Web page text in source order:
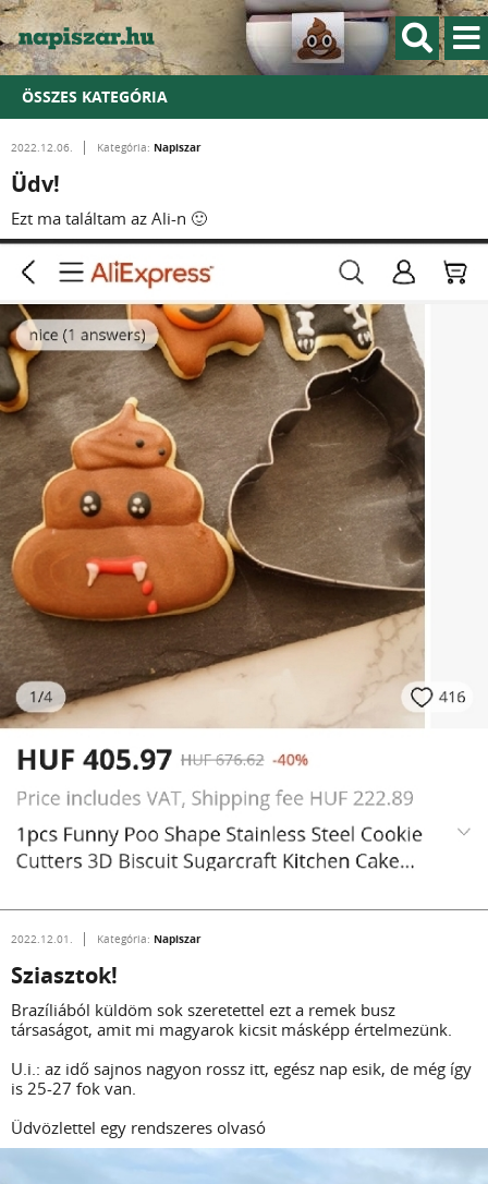
ÖSSZES KATEGÓRIA
2022.12.06. Kategória: Napiszar
Üdv!
Ezt ma találtam az Ali-n 🙂
2022.12.01. Kategória: Napiszar
Sziasztok!
Brazíliából küldöm sok szeretettel ezt a remek busz
társaságot, amit mi magyarok kicsit másképp értelmezünk.
U.i.: az idő sajnos nagyon rossz itt, egész nap esik, de még így
is 25-27 fok van.
Üdvözlettel egy rendszeres olvasó